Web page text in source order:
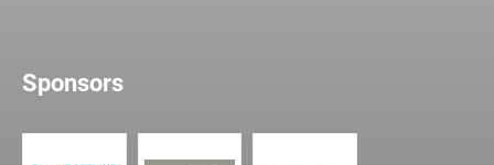
Sponsors